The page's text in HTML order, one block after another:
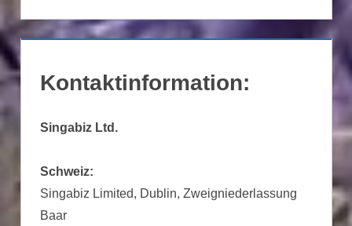
Kontaktinformation:
Singabiz Ltd.
Schweiz:
Singabiz Limited, Dublin, Zweigniederlassung
Baar